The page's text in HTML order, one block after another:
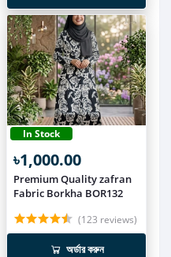
In Stock
৳1,000.00
Premium Quality zafran
Fabric Borkha BOR132
(123 reviews)
অর্ডার করুন